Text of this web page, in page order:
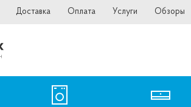
Доставка Оплата Услуги Обзоры